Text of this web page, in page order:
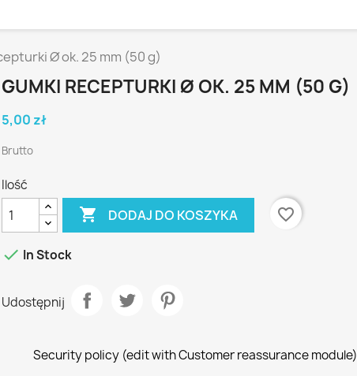
Ø ok. 25 mm (50 g)
GUMKI RECEPTURKI Ø OK. 25 MM (50 G)
5,00 zł
Brutto
Ilość
 DODAJ DO KOSZYKA favorite_border
 In Stock
Udostępnij
Security policy (edit with Customer reassurance module)